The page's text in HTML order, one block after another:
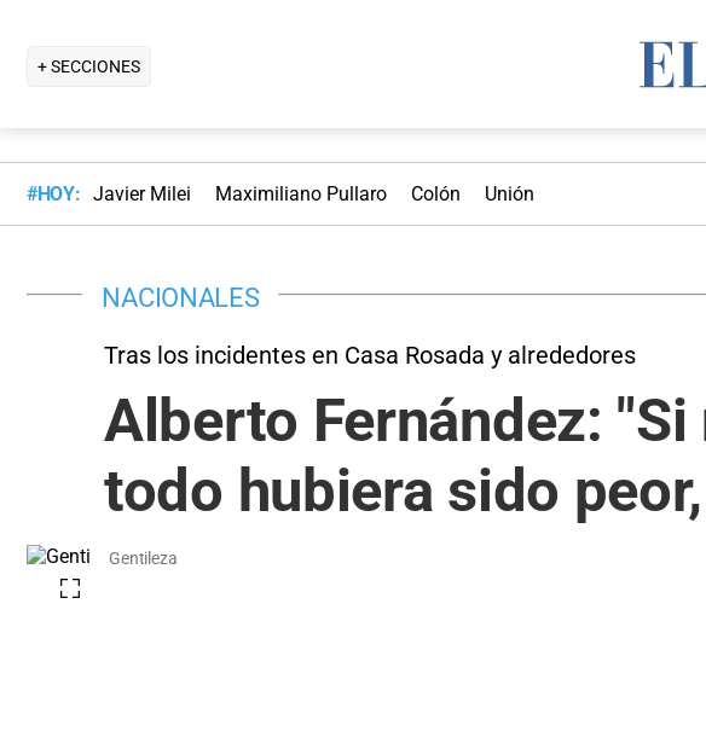
+ SECCIONES
#HOY: Javier Milei Maximiliano Pullaro Colón Unión
NACIONALES
Tras los incidentes en Casa Rosada y alrededores
Alberto Fernández:
todo hubiera sido
Gentileza